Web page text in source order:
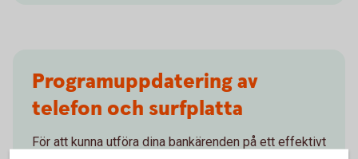
Programuppdatering av
telefon och surfplatta
För att kunna utföra dina bankärenden på ett effektivt